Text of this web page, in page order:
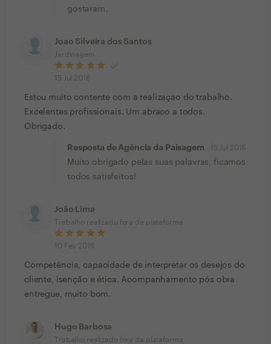
gostaram.
Joao Silveira dos Santos
Jardinagem
15 Jul 2016
Estou muito contente com a realizaçao do trabalho.
Excelentes profissionais. Um abraco a todos.
Obrigado.
Resposta de Agência da Paisagem 15 Jul 2016
Muito obrigado pelas suas palavras, ficamos
todos satisfeitos!
João Lima
Trabalho realizado fora da plataforma
10 Fev 2016
Competência, capacidade de interpretar os desejos do
cliente, isenção e ética. Acompanhamento pós obra
entregue, muito bom.
Hugo Barbosa
Trabalho realizado fora da plataforma